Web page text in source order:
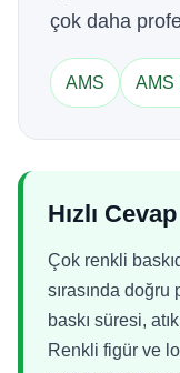
çok daha
AMS AMS
Hızlı Cevap
Çok renkli
sırasında doğru
baskı süresi,
Renkli figür ve